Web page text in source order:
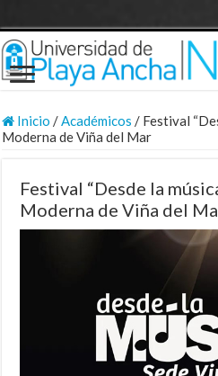
Inicio /Académicos / Festival
Moderna de Viña del Mar
Festival “Desde la
Moderna de Viña del